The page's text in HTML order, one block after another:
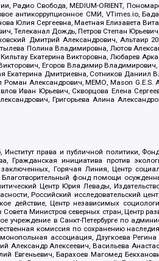
Радио Свобода, MEDIUM-ORIENT,
антикоррупционное СМИ, VTimes.io,
Юлия Сергеевна, Маетная Елизавета
Телеканал Дождь, Петров Степан
Дмитрий Александрович, Альтаир
Полина Владимировна, Лютов
Екатерина Викторовна, Любарев
Егоров Владимир Владимирович,
Дмитриевна, Сотников Даниил
Роман Александрович, МЕМО, Mason G.E.S.
Иван Юрьевич, Скворцова Елена
Григорьева Алина
права и публичной политики,
инициатива против
Горячая Линия, Центр
Благотворительный фонд помощи
Центр Юрия Левады,
Российский исследовательский
действие, Центр независимых
Министров северных стран, Центр
учреждение в Санкт-Петербурге по
комиссия по сохранению
ассоциация, Дзугкоева
Алексеевич, Васильева
Евгеньевич, Барахоев Магомед